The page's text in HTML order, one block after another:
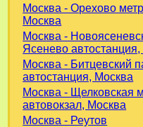
Москва - Орехово
Москва
Москва -
Ясенево
Москва - Битцевский
автостанция, Москва
Москва - Щелковская
автовокзал, Москва
Москва - Реутов